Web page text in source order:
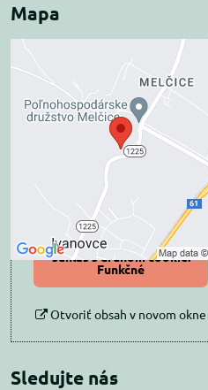
Mapa
Externý obsah je
blokovaný Voľbami
súkromia
Prajete si načítať externý obsah?
Povoliť tentokrát
Povoliť a zapamätať -
súhlas s druhom cookie:
Funkčné
Otvoriť obsah v novom okne
Sledujte nás